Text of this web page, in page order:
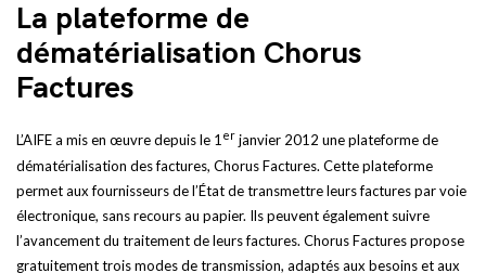
La plateforme de
dématérialisation Chorus
Factures
L’AIFE a mis en œuvre depuis le 1er janvier 2012 une plateforme de
dématérialisation des factures, Chorus Factures. Cette plateforme
permet aux fournisseurs de l’État de transmettre leurs factures par voie
électronique, sans recours au papier. Ils peuvent également suivre
l’avancement du traitement de leurs factures. Chorus Factures propose
gratuitement trois modes de transmission, adaptés aux besoins et aux